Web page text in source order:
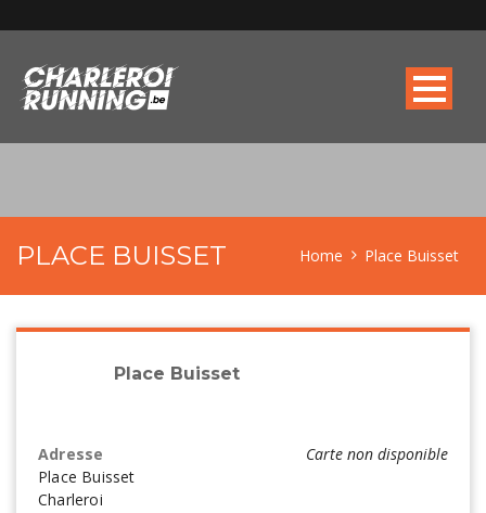
PLACE BUISSET Home Place Buisset
Place Buisset
Carte non disponible
Adresse
Place Buisset
Charleroi